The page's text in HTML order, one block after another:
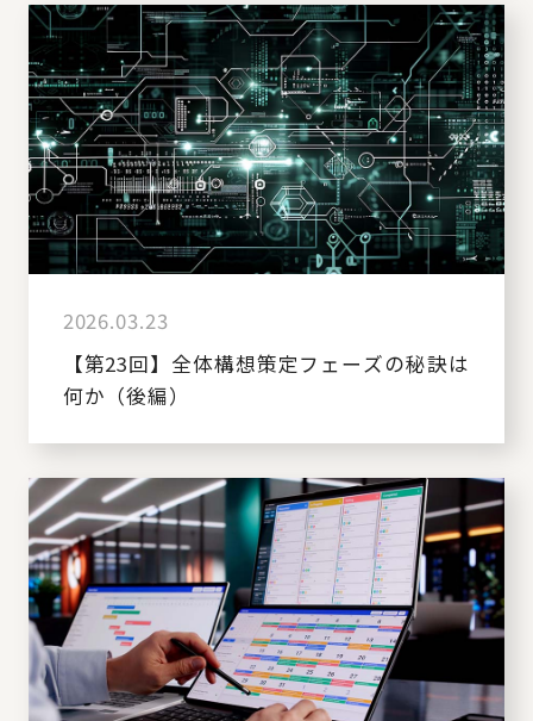
2026.03.23
【第23回】全体構想策定フェーズの秘訣は
何か（後編）